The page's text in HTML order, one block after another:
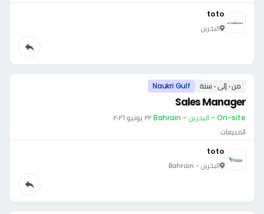
toto
البحرين
من ٠ إلى ٠ سنة Naukri Gulf
Sales Manager
On-site - البحرين - Bahrain ·٢٢ يونيو ٢٠٢٦
المبيعات
toto
البحرين - Bahrain